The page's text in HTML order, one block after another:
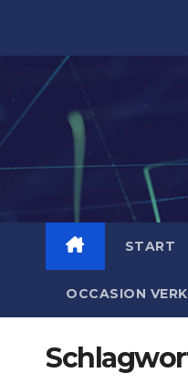
START
OCCASION